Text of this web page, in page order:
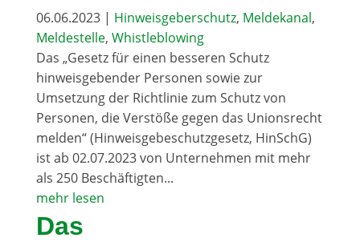
06.06.2023| Hinweisgeberschutz, Meldekanal,
Meldestelle, Whistleblowing
Das „Gesetz für einen besseren Schutz
hinweisgebender Personen sowie zur
Umsetzung der Richtlinie zum Schutz von
Personen, die Verstöße gegen das Unionsrecht
melden“ (Hinweisgebeschutzgesetz, HinSchG)
ist ab 02.07.2023 von Unternehmen mit mehr
als 250 Beschäftigten...
mehr lesen
Das